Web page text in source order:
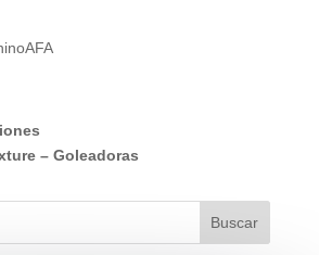
– Goleadoras